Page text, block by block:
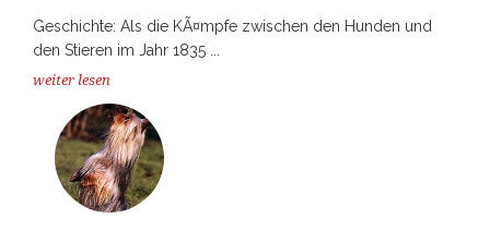
Geschichte: Als die KÃ¤mpfe zwischen den Hunden und
den Stieren im Jahr 1835 ...
weiter lesen